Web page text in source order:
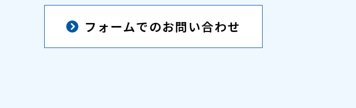
フォームでのお問い合わせ